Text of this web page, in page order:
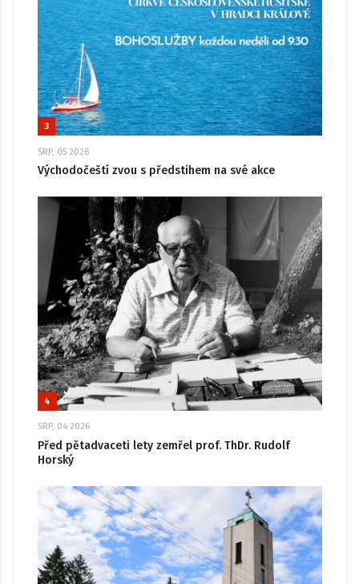
3
SRP, 05 2026
Východočeští zvou s předstihem na své akce
4
SRP, 04 2026
Před pětadvaceti lety zemřel prof. ThDr. Rudolf
Horský